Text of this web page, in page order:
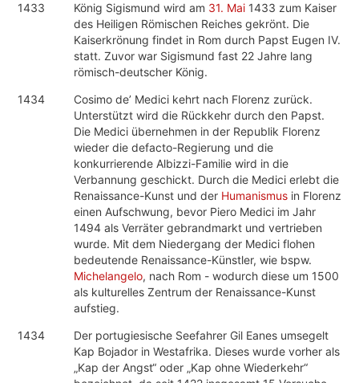
1433
König Sigismund wird am 31. Mai 1433 zum Kaiser
des Heiligen Römischen Reiches gekrönt. Die
Kaiserkrönung findet in Rom durch Papst Eugen IV.
statt. Zuvor war Sigismund fast 22 Jahre lang
römisch-deutscher König.
1434
Cosimo de’ Medici kehrt nach Florenz zurück.
Unterstützt wird die Rückkehr durch den Papst.
Die Medici übernehmen in der Republik Florenz
wieder die defacto-Regierung und die
konkurrierende Albizzi-Familie wird in die
Verbannung geschickt. Durch die Medici erlebt die
Renaissance-Kunst und der Humanismus in Florenz
einen Aufschwung, bevor Piero Medici im Jahr
1494 als Verräter gebrandmarkt und vertrieben
wurde. Mit dem Niedergang der Medici flohen
bedeutende Renaissance-Künstler, wie bspw.
Michelangelo, nach Rom - wodurch diese um 1500
als kulturelles Zentrum der Renaissance-Kunst
aufstieg.
1434
Der portugiesische Seefahrer Gil Eanes umsegelt
Kap Bojador in Westafrika. Dieses wurde vorher als
„Kap der Angst“ oder „Kap ohne Wiederkehr“